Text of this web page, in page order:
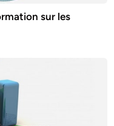
sur les